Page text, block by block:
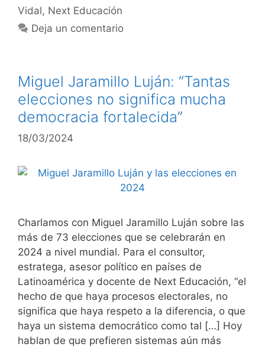
Vidal, Next Educación
Deja un comentario
Miguel Jaramillo Luján: “Tantas
elecciones no significa mucha
democracia fortalecida”
18/03/2024
Charlamos con Miguel Jaramillo Luján sobre las
más de 73 elecciones que se celebrarán en
2024 a nivel mundial. Para el consultor,
estratega, asesor político en países de
Latinoamérica y docente de Next Educación, “el
hecho de que haya procesos electorales, no
significa que haya respeto a la diferencia, o que
haya un sistema democrático como tal […] Hoy
hablan de que prefieren sistemas aún más